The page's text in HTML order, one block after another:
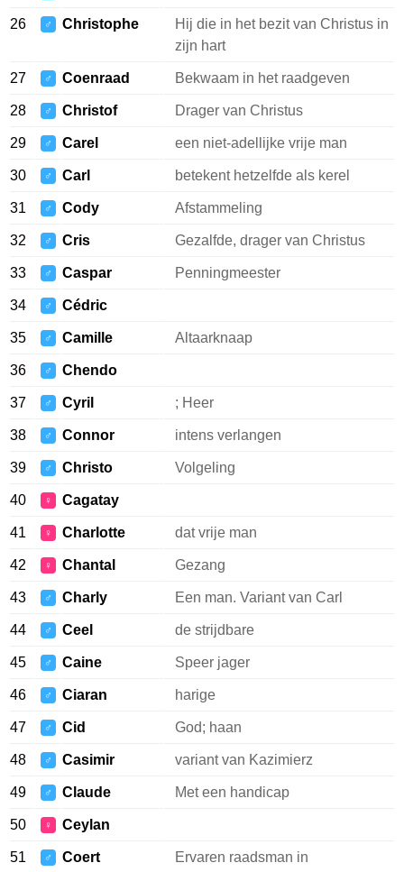
26 ♂ Christophe
Hij die in het bezit van Christus in
zijn hart
27 ♂ Coenraad Bekwaam in het raadgeven
28 ♂ Christof Drager van Christus
29 ♂ Carel een niet-adellijke vrije man
30 ♂ Carl betekent hetzelfde als kerel
31 ♂ Cody Afstammeling
32 ♂ Cris Gezalfde, drager van Christus
33 ♂ Caspar Penningmeester
34 ♂ Cédric
35 ♂ Camille Altaarknaap
36 ♂ Chendo
37 ♂ Cyril ; Heer
38 ♂ Connor intens verlangen
39 ♂ Christo Volgeling
40 ♀ Cagatay
41 ♀ Charlotte dat vrije man
42 ♀ Chantal Gezang
43 ♂ Charly Een man. Variant van Carl
44 ♂ Ceel de strijdbare
45 ♂ Caine Speer jager
46 ♂ Ciaran harige
47 ♂ Cid God; haan
48 ♂ Casimir variant van Kazimierz
49 ♂ Claude Met een handicap
50 ♀ Ceylan
51 ♂ Coert Ervaren raadsman in